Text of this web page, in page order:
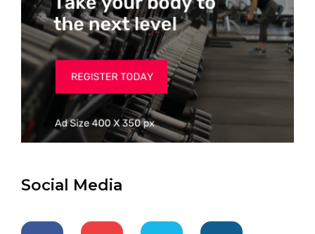
Social Media